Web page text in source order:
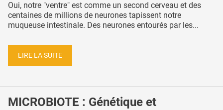
Oui, notre "ventre" est comme un second cerveau et des
centaines de millions de neurones tapissent notre
muqueuse intestinale. Des neurones entourés par les...
LIRE LA SUITE
MICROBIOTE : Génétique et